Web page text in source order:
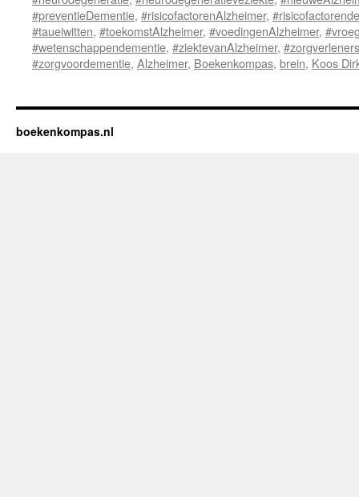
#preventieDementie, #risicofactorenAlzheimer,
#taueiwitten, #toekomstAlzheimer, #voedingenAlzheimer,
#wetenschappendementie, #ziektevanAlzheimer,
#zorgvoordementie, Alzheimer, Boekenkompas, brein, Koos
boekenkompas.nl